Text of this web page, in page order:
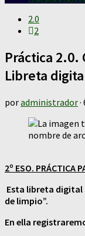
2.0
2
Práctica 2.0.
Libreta
poradministrador·
2º ESO. PRÁCTICA
Esta libreta
de limpio”.
En ella